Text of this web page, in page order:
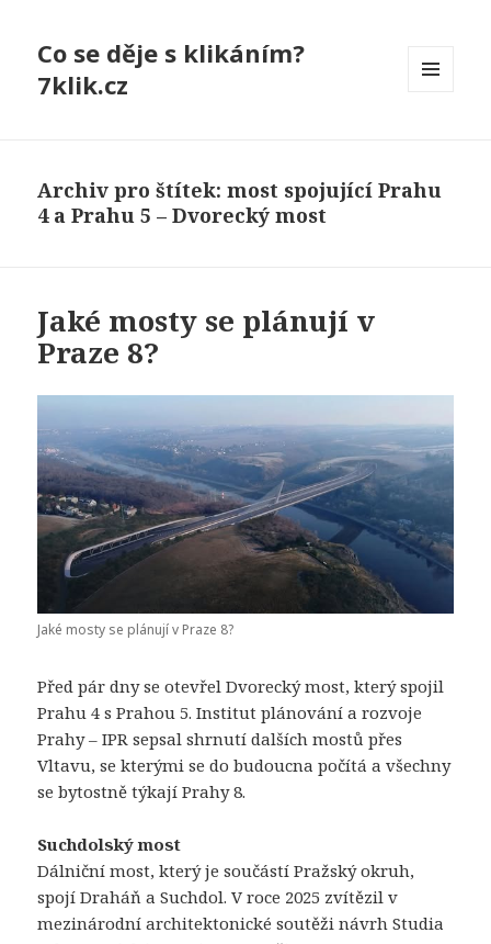
Co se děje s klikáním?
7klik.cz
Archiv pro štítek: most spojující Prahu
4 a Prahu 5 – Dvorecký most
Jaké mosty se plánují v
Praze 8?
Jaké mosty se plánují v Praze 8?
Před pár dny se otevřel Dvorecký most, který spojil
Prahu 4 s Prahou 5.Institut plánování a rozvoje
Prahy – IPR sepsal shrnutí dalších mostů přes
Vltavu, se kterými se do budoucna počítá a všechny
se bytostně týkají Prahy 8.
Suchdolský most
Dálniční most, který je součástí Pražský okruh,
spojí Draháň a Suchdol. V roce 2025 zvítězil v
mezinárodní architektonické soutěži návrh Studia